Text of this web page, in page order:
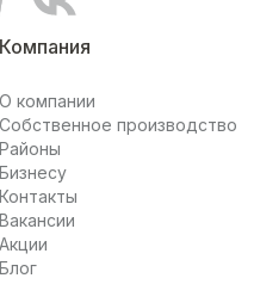
Мультисистемы
канал
ВКонтакте
Компания
О компании
Собственное производство
Районы
Бизнесу
Контакты
Вакансии
Акции
Блог